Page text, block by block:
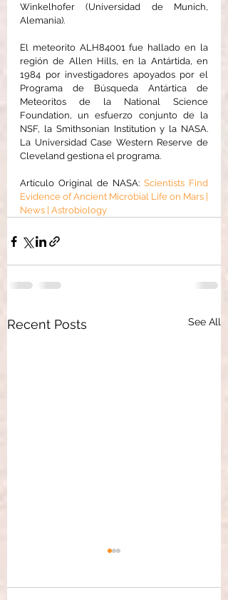
Winkelhofer (Universidad de Munich,
Alemania).
El meteorito ALH84001 fue hallado en la
región de Allen Hills, en la Antártida, en
1984 por investigadores apoyados por el
Programa de Búsqueda Antártica de
Meteoritos de la National Science
Foundation, un esfuerzo conjunto de la
NSF, la Smithsonian Institution y la NASA.
La Universidad Case Western Reserve de
Cleveland gestiona el programa.
Artículo Original de NASA: Scientists Find
Evidence of Ancient Microbial Life on Mars |
News | Astrobiology
Recent Posts See All